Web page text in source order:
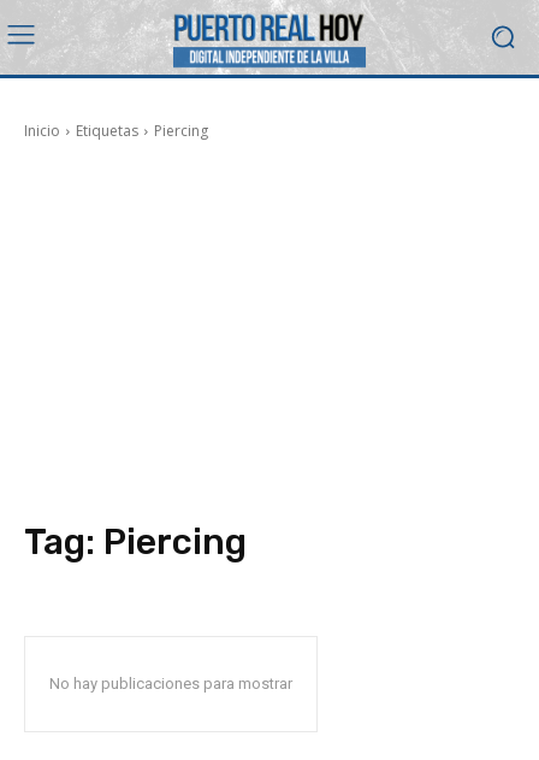
Inicio Etiquetas Piercing
Tag: Piercing
No hay publicaciones para mostrar